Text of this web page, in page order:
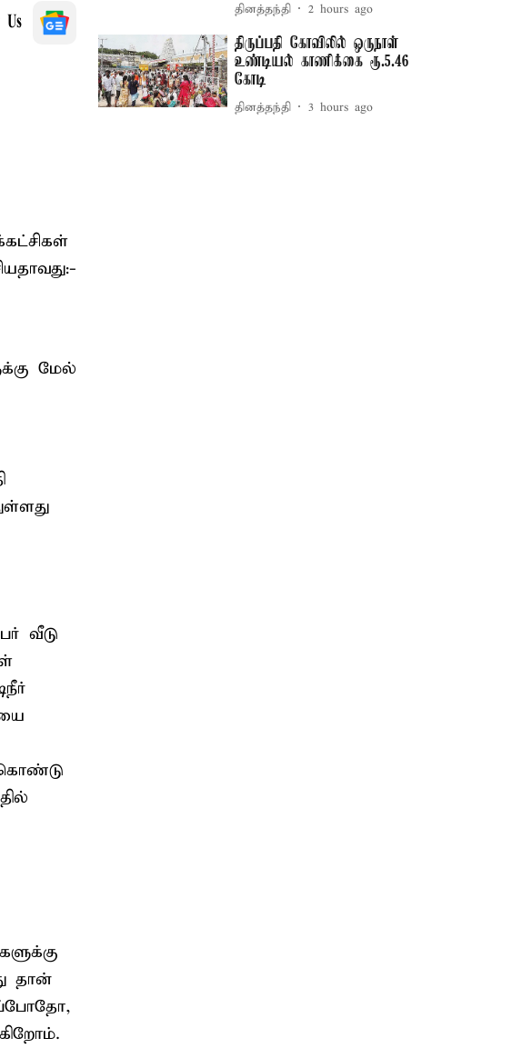
Us
மேல்
வீடு
கொண்டு
தான்
தினத்தந்தி 2 hours ago
திருப்பதி கோவிலில் ஒருநாள்
உண்டியல் காணிக்கை ரூ.5.46
கோடி
தினத்தந்தி 3 hours ago